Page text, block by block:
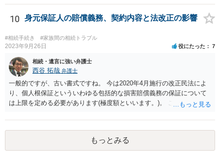
士が主張書面の提出を渋っているようですが、弁護士として提出の実
益がないと考えている可能性もあると思いますので、そのあたりも含
めて、弁護士見解を確認等するためによく打ち合わせた方がよいと思
います。単に面倒臭いということで書面提出をしないということであ
れば、当該弁護士との委任関係を修了した上で、貴方のほうで書面提
出することを検討なさった方がよいでしょう。
10 身元保証人の賠償義務、契約内容と法改正の影響
#相続手続き #家族間の相続トラブル
2023年9月26日 役にたった 7
相続・遺言に強い弁護士
西谷 拓哉 弁護士
一般的ですが、古い書式ですね。 今は2020年4月施行の改正民法によ
り、個人根保証といういわゆる包括的な損害賠償義務の保証について
は上限を定める必要があります(極度額といいます。)。 この書式にサ
り、会社側は請求できない可能性が高そうです。
もっとみる